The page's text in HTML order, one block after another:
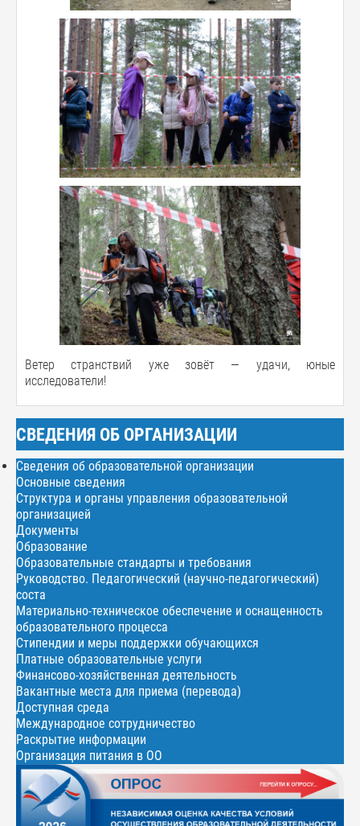
Ветер странствий уже зовёт — удачи, юные
исследователи!
СВЕДЕНИЯ ОБ ОРГАНИЗАЦИИ
Сведения об образовательной организации
Основные сведения
Структура и органы управления образовательной
организацией
Документы
Образование
Образовательные стандарты и требования
Руководство. Педагогический (научно-педагогический)
соста
Материально-техническое обеспечение и оснащенность
образовательного процесса
Стипендии и меры поддержки обучающихся
Платные образовательные услуги
Финансово-хозяйственная деятельность
Вакантные места для приема (перевода)
Доступная среда
Международное сотрудничество
Раскрытие информации
Организация питания в ОО